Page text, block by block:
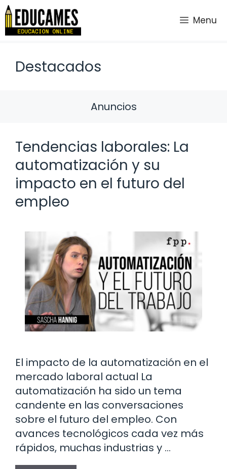
Saltar
contenido
Menu
Destacados
Anuncios
Tendencias laborales: La
automatización y su
impacto en el futuro del
empleo
El impacto de la automatización en el
mercado laboral actual La
automatización ha sido un tema
candente en las conversaciones
sobre el futuro del empleo. Con
avances tecnológicos cada vez más
rápidos, muchas industrias y …